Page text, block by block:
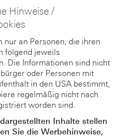
Hinweise /
nur an Personen, die ihren
folgend jeweils
Die Informationen sind nicht
oder Personen mit
in den USA bestimmt,
regelmäßig nicht nach
worden sind.
Inhalte stellen
Sie die Werbehinweise,